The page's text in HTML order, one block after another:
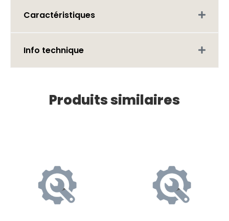
Caractéristiques
Info technique
Produits similaires